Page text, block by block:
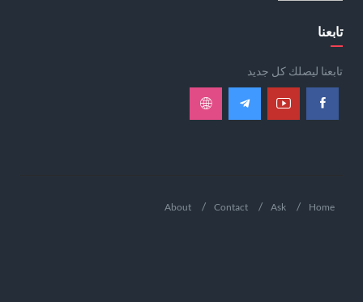
تابعنا
تابعنا ليصلك كل جديد
Home
Ask
Contact
About